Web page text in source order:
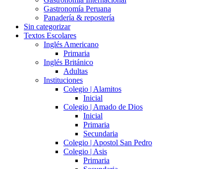
Gastronomía Peruana
Panadería & repostería
Sin categorizar
Textos Escolares
Inglés Americano
Primaria
Inglés Británico
Adultas
Instituciones
Colegio | Alamitos
Inicial
Colegio | Amado de Dios
Inicial
Primaria
Secundaria
Colegio | Apostol San Pedro
Colegio | Asis
Primaria